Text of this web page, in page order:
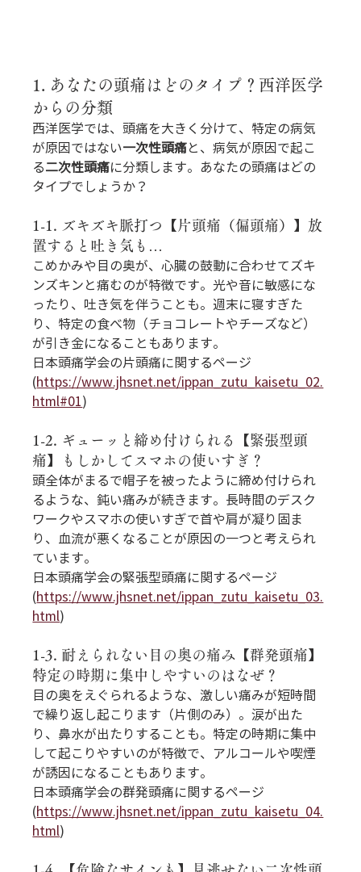
1. あなたの頭痛はどのタイプ？西洋医学
からの分類
西洋医学では、頭痛を大きく分けて、特定の病気
が原因ではない一次性頭痛と、病気が原因で起こ
る二次性頭痛に分類します。あなたの頭痛はどの
タイプでしょうか？
1-1. ズキズキ脈打つ【片頭痛（偏頭痛）】放
置すると吐き気も…
こめかみや目の奥が、心臓の鼓動に合わせてズキ
ンズキンと痛むのが特徴です。光や音に敏感にな
ったり、吐き気を伴うことも。週末に寝すぎた
り、特定の食べ物（チョコレートやチーズなど）
が引き金になることもあります。
日本頭痛学会の片頭痛に関するページ
(https://www.jhsnet.net/ippan_zutu_kaisetu_02.
html#01 )
1-2. ギューッと締め付けられる【緊張型頭
痛】もしかしてスマホの使いすぎ？
頭全体がまるで帽子を被ったように締め付けられ
るような、鈍い痛みが続きます。長時間のデスク
ワークやスマホの使いすぎで首や肩が凝り固ま
り、血流が悪くなることが原因の一つと考えられ
ています。
日本頭痛学会の緊張型頭痛に関するページ
(https://www.jhsnet.net/ippan_zutu_kaisetu_03.
html )
1-3. 耐えられない目の奥の痛み【群発頭痛】
特定の時期に集中しやすいのはなぜ？
目の奥をえぐられるような、激しい痛みが短時間
で繰り返し起こります（片側のみ）。涙が出た
り、鼻水が出たりすることも。特定の時期に集中
して起こりやすいのが特徴で、アルコールや喫煙
が誘因になることもあります。
日本頭痛学会の群発頭痛に関するページ
(https://www.jhsnet.net/ippan_zutu_kaisetu_04.
html )